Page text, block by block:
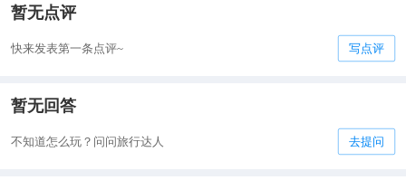
暂无点评
快来发表第一条点评~ 写点评
暂无回答
不知道怎么玩？问问旅行达人 去提问